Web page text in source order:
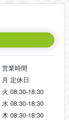
営業時間
月 定休日
火 08:30-18:30
水 08:30-18:30
木 08:30-18:30